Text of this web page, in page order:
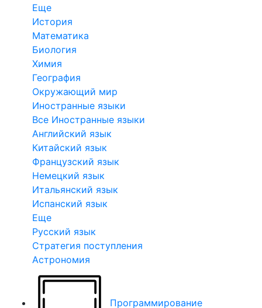
Еще
История
Математика
Биология
Химия
География
Окружающий мир
Иностранные языки
Все Иностранные языки
Английский язык
Китайский язык
Французский язык
Немецкий язык
Итальянский язык
Испанский язык
Еще
Русский язык
Стратегия поступления
Астрономия
Программирование